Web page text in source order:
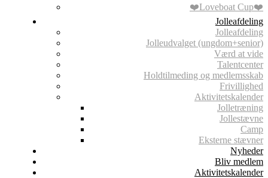
❤️Loveboat Cup❤️
Jolleafdeling
Jolleafdeling
Jolleudvalget (ungdom+senior)
Værd at vide
Talentcenter
Holdtilmeding og medlemsskab
Frivillighed
Aktivitetskalender
Jolletræning
Jollestævne
Camp
Eksterne stævner
Nyheder
Bliv medlem
Aktivitetskalender